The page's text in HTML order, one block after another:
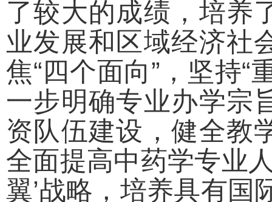
了较大的成绩，培养
业发展和区域经济社
焦“四个面向”，坚持“
一步明确专业办学宗
资队伍建设，健全教
全面提高中药学专业
翼’战略，培养具有国